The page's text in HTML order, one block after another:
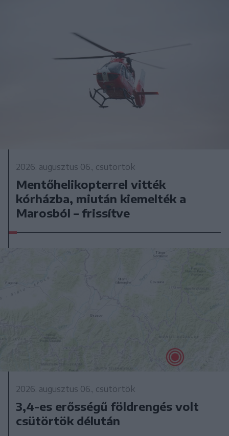
2026. augusztus 06., csütörtök
Mentőhelikopterrel vitték
kórházba, miután kiemelték a
Marosból – frissítve
2026. augusztus 06., csütörtök
3,4-es erősségű földrengés volt
csütörtök délután